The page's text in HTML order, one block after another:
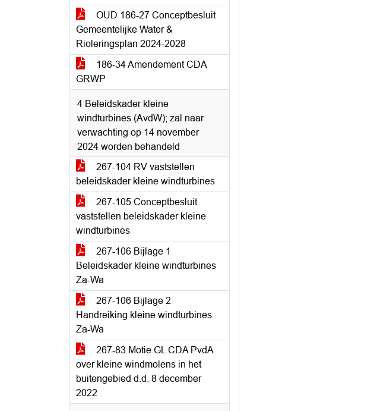
OUD 186-27 Conceptbesluit
Gemeentelijke Water &
Rioleringsplan 2024-2028
186-34 Amendement CDA
GRWP
4 Beleidskader kleine
windturbines (AvdW); zal naar
verwachting op 14 november
2024 worden behandeld
267-104 RV vaststellen
beleidskader kleine windturbines
267-105 Conceptbesluit
vaststellen beleidskader kleine
windturbines
267-106 Bijlage 1
Beleidskader kleine windturbines
Za-Wa
267-106 Bijlage 2
Handreiking kleine windturbines
Za-Wa
267-83 Motie GL CDA PvdA
over kleine windmolens in het
buitengebied d.d. 8 december
2022